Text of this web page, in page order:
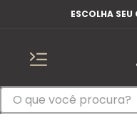
ESCOLHA SEU